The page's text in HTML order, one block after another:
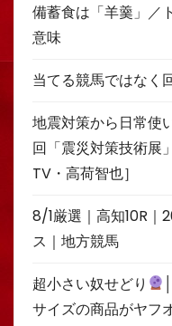
備蓄食は「羊羹」／
意味
当てる競馬ではなく
地震対策から日常使
回「震災対策技術展
TV・高荷智也］
8/1厳選｜高知10R｜
ス｜地方競馬
超小さい奴せどり
サイズの商品がヤフ